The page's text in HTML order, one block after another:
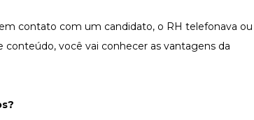
contato com um candidato, o RH telefonava ou
você vai conhecer as vantagens da